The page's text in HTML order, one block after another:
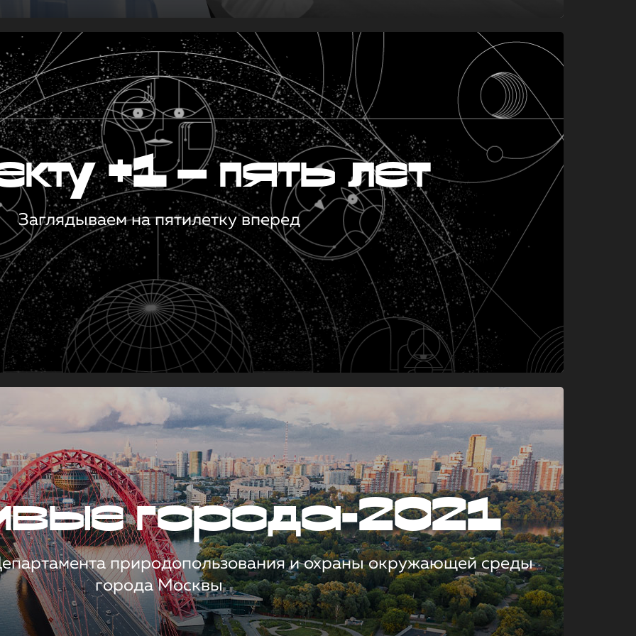
+1 — пять лет
Заглядываем на пятилетку вперед
города-2021
природопользования и охраны окружающей среды
города Москвы